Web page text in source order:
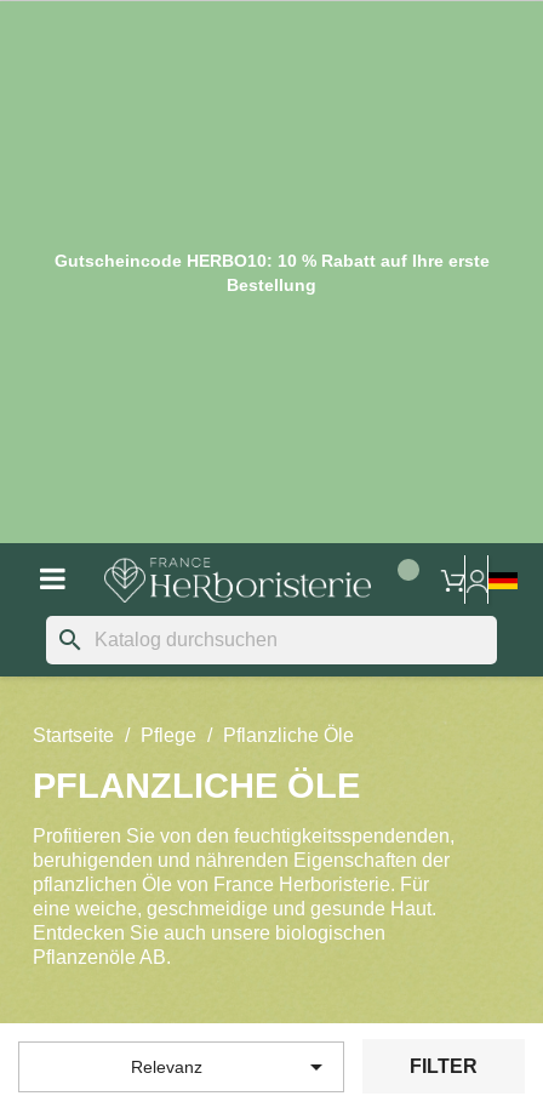
Gutscheincode HERBO10: 10 % Rabatt auf Ihre erste
Bestellung
search
Startseite Pflege Pflanzliche Öle
PFLANZLICHE ÖLE
Profitieren Sie von den feuchtigkeitsspendenden,
beruhigenden und nährenden Eigenschaften der
pflanzlichen Öle von France Herboristerie. Für
eine weiche, geschmeidige und gesunde Haut.
Entdecken Sie auch unsere biologischen
Pflanzenöle AB.
Relevanz  FILTER